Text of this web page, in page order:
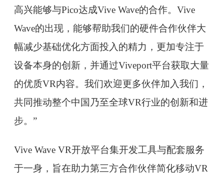
高兴能够与Pico达成Vive Wave的合作。Vive
Wave的出现，能够帮助我们的硬件合作伙伴大
幅减少基础优化方面投入的精力，更加专注于
设备本身的创新，并通过Viveport平台获取大量
的优质VR内容。我们欢迎更多伙伴加入我们，
共同推动整个中国乃至全球VR行业的创新和进
步。”
Vive Wave VR开放平台集开发工具与配套服务
于一身，旨在助力第三方合作伙伴简化移动VR